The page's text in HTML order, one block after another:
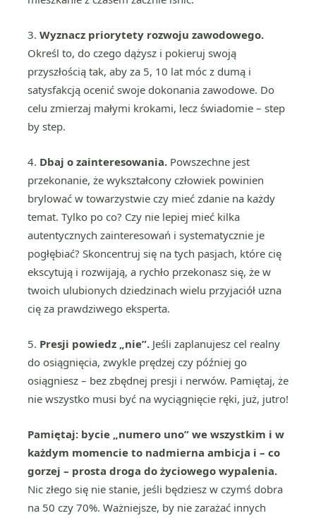
3. Wyznacz priorytety rozwoju zawodowego.
Określ to, do czego dążysz i pokieruj swoją
przyszłością tak, aby za 5, 10 lat móc z dumą i
satysfakcją ocenić swoje dokonania zawodowe. Do
celu zmierzaj małymi krokami, lecz świadomie – step
by step.
4. Dbaj o zainteresowania. Powszechne jest
przekonanie, że wykształcony człowiek powinien
brylować w towarzystwie czy mieć zdanie na każdy
temat. Tylko po co? Czy nie lepiej mieć kilka
autentycznych zainteresowań i systematycznie je
pogłębiać? Skoncentruj się na tych pasjach, które cię
ekscytują i rozwijają, a rychło przekonasz się, że w
twoich ulubionych dziedzinach wielu przyjaciół uzna
cię za prawdziwego eksperta.
5. Presji powiedz „nie”. Jeśli zaplanujesz cel realny
do osiągnięcia, zwykle prędzej czy później go
osiągniesz – bez zbędnej presji i nerwów. Pamiętaj, że
nie wszystko musi być na wyciągnięcie ręki, już, jutro!
Pamiętaj: bycie „numero uno” we wszystkim i w
każdym momencie to nadmierna ambicja i – co
gorzej – prosta droga do życiowego wypalenia.
Nic złego się nie stanie, jeśli będziesz w czymś dobra
na 50 czy 70%. Ważniejsze, by nie zarażać innych